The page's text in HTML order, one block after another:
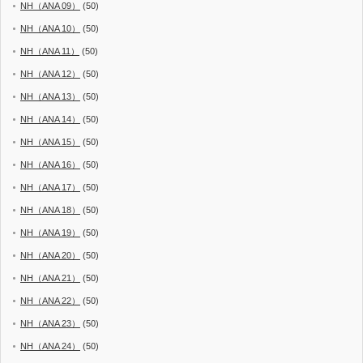
NH（ANA 09） (50)
NH（ANA 10） (50)
NH（ANA 11） (50)
NH（ANA 12） (50)
NH（ANA 13） (50)
NH（ANA 14） (50)
NH（ANA 15） (50)
NH（ANA 16） (50)
NH（ANA 17） (50)
NH（ANA 18） (50)
NH（ANA 19） (50)
NH（ANA 20） (50)
NH（ANA 21） (50)
NH（ANA 22） (50)
NH（ANA 23） (50)
NH（ANA 24） (50)